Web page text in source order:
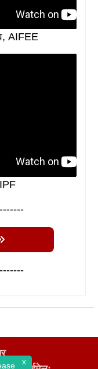
AIFEE
x